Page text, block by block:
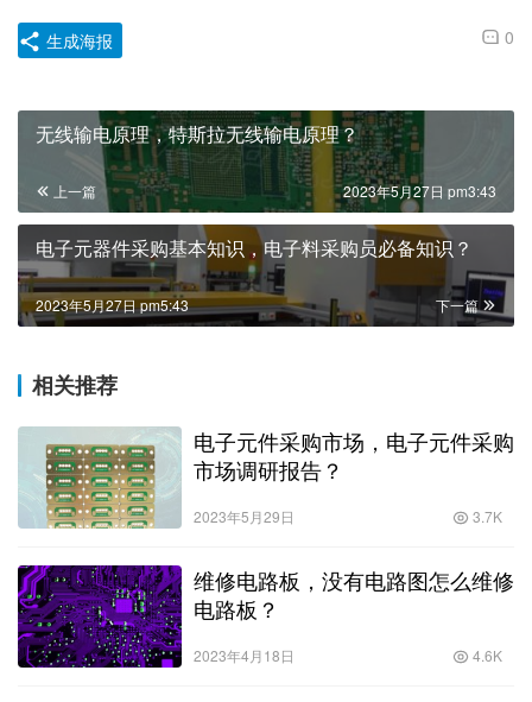
0
生成海报
无线输电原理，特斯拉无线输电原理？
上一篇 2023年5月27日 pm3:43
电子元器件采购基本知识，电子料采购员必备知识？
下一篇
2023年5月27日 pm5:43
相关推荐
电子元件采购市场，电子元件采购
市场调研报告？
2023年5月29日 3.7K
维修电路板，没有电路图怎么维修
电路板？
2023年4月18日 4.6K